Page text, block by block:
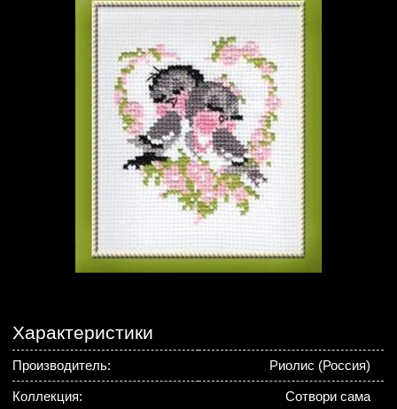
Характеристики
Производитель: Риолис (Россия)
Коллекция: Сотвори сама